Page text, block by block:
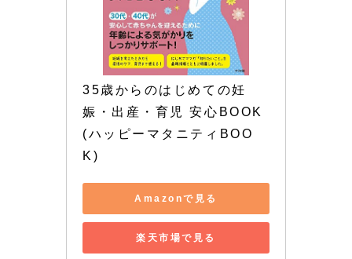
35歳からのはじめての妊
娠・出産・育児 安心BOOK
(ハッピーマタニティBOO
K)
Amazonで見る
楽天市場で見る